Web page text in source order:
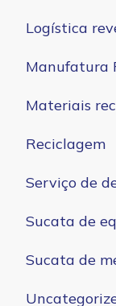
Logística
Manufatura
Materiais
Reciclagem
Serviço de
Sucata de
Sucata de